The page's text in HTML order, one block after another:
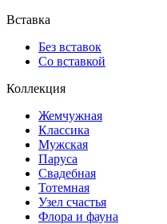
Вставка
Без вставок
Со вставкой
Коллекция
Жемчужная
Классика
Мужская
Паруса
Свадебная
Тотемная
Узел счастья
Флора и фауна